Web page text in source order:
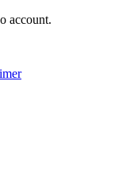
account.